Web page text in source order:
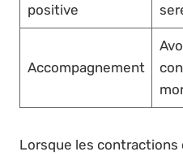
positive
Accompagnement
Lorsque les